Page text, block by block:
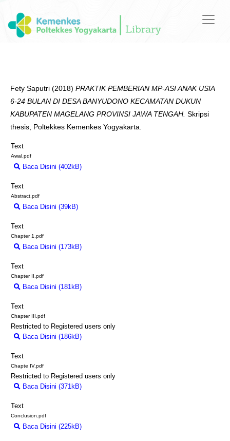
Fety Saputri (2018) PRAKTIK PEMBERIAN MP-ASI ANAK USIA
6-24 BULAN DI DESA BANYUDONO KECAMATAN DUKUN
KABUPATEN MAGELANG PROVINSI JAWA TENGAH. Skripsi
thesis, Poltekkes Kemenkes Yogyakarta.
Text
Awal.pdf
Baca Disini (402kB)
Text
Abstract.pdf
Baca Disini (39kB)
Text
Chapter 1.pdf
Baca Disini (173kB)
Text
Chapter II.pdf
Baca Disini (181kB)
Text
Chapter III.pdf
Restricted to Registered users only
Baca Disini (186kB)
Text
Chapte IV.pdf
Restricted to Registered users only
Baca Disini (371kB)
Text
Conclusion.pdf
Baca Disini (225kB)